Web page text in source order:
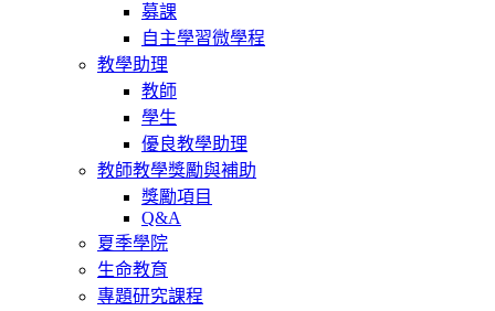
募課
自主學習微學程
教學助理
教師
學生
優良教學助理
教師教學獎勵與補助
獎勵項目
Q&A
夏季學院
生命教育
專題研究課程